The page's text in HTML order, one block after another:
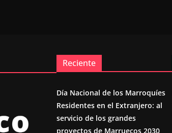
Reciente
Día Nacional de los Marroquíes
Residentes en el Extranjero: al
servicio de los grandes
proyectos de Marruecos 2030